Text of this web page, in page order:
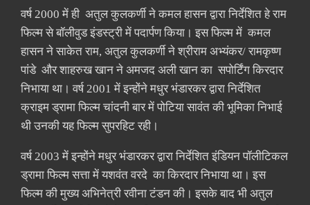
वर्ष 2000 में ही अतुल कुलकर्णी ने कमल हासन द्वारा निर्देशित हे राम
फिल्म से बॉलीवुड इंडस्ट्री में पदार्पण किया। इस फिल्म में कमल
हासन ने साकेत राम, अतुल कुलकर्णी ने श्रीराम अभ्यंकर/ रामकृष्ण
पांडे और शाहरुख खान ने अमजद अली खान का सपोर्टिंग किरदार
निभाया था। वर्ष 2001 में इन्होंने मधुर भंडारकर द्वारा निर्देशित
क्राइम ड्रामा फिल्म चांदनी बार में पोटिया सावंत की भूमिका निभाई
थी उनकी यह फिल्म सुपरहिट रही।
वर्ष 2003 में इन्होंने मधुर भंडारकर द्वारा निर्देशित इंडियन पॉलीटिकल
ड्रामा फिल्म सत्ता में यशवंत वरदे का किरदार निभाया था। इस
फिल्म की मुख्य अभिनेत्री रवीना टंडन की। इसके बाद भी अतुल